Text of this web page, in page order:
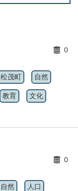
0
松茂町 自然
教育 文化
0
自然 人口